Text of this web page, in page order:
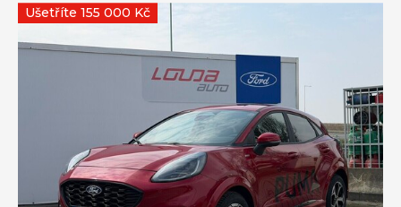
Ušetříte 155 000 Kč